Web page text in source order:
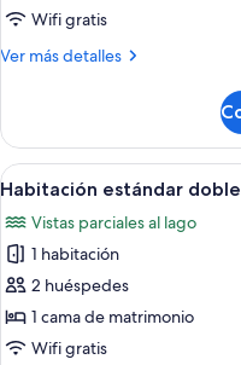
Wifi gratis
Ver más detalles
Más
Deluxe
Abrir
todas
las
fotos
de
Habitación
estándar
13
Habitación estándar doble
Vistas parciales al lago
1 habitación
2 huéspedes
1 cama de matrimonio
Wifi gratis